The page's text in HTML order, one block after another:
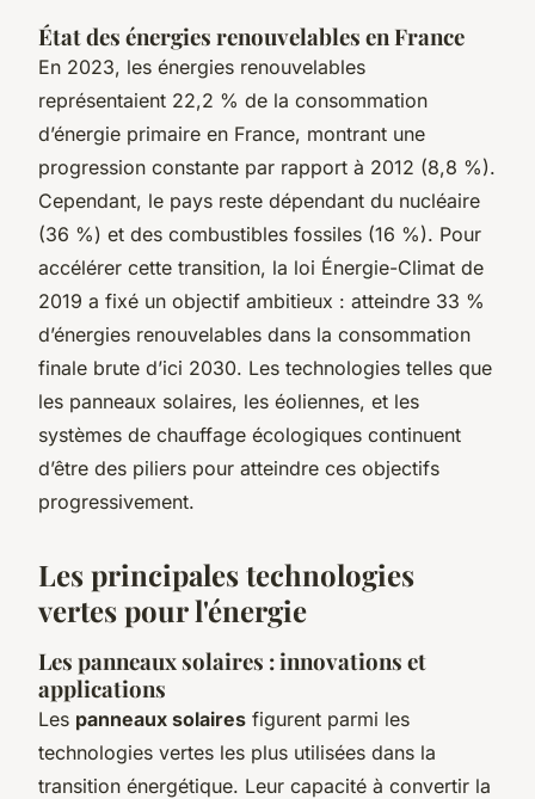
État des énergies renouvelables en France
En 2023, les énergies renouvelables
représentaient 22,2 % de la consommation
d’énergie primaire en France, montrant une
progression constante par rapport à 2012 (8,8 %).
Cependant, le pays reste dépendant du nucléaire
(36 %) et des combustibles fossiles (16 %). Pour
accélérer cette transition, la loi Énergie-Climat de
2019 a fixé un objectif ambitieux : atteindre 33 %
d’énergies renouvelables dans la consommation
finale brute d’ici 2030. Les technologies telles que
les panneaux solaires, les éoliennes, et les
systèmes de chauffage écologiques continuent
d’être des piliers pour atteindre ces objectifs
progressivement.
Les principales technologies
vertes pour l'énergie
Les panneaux solaires : innovations et
applications
Les panneaux solaires figurent parmi les
technologies vertes les plus utilisées dans la
transition énergétique. Leur capacité à convertir la